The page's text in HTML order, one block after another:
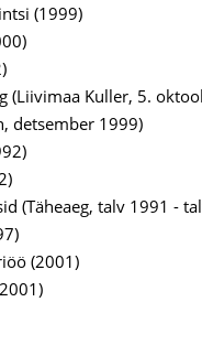
(1999)
(Liivimaa Kuller, 5.
detsember 1999)
(Täheaeg, talv 1991 -
(2001)